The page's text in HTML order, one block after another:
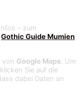
– zum
Gothic Guide Mumien
von Google Maps. Um
Sie auf die
dabei Daten an